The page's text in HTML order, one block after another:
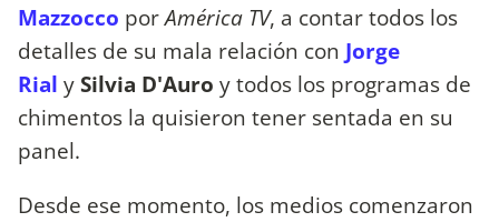
Mazzocco porAmérica TV, a contar todos los
detalles de su mala relación con Jorge
Rial ySilvia D'Auro y todos los programas de
chimentos la quisieron tener sentada en su
panel.
Desde ese momento, los medios comenzaron